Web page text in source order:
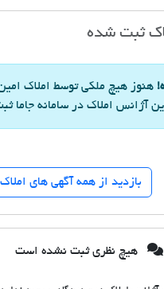
ثبت شده
هنوز هیچ ملکی توسط املاک امین
آژانس املاک در سامانه جاما
بازدید از همه آگهی های املاک
هیچ نظری ثبت نشده است